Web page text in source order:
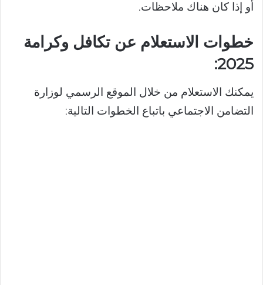
أو إذا كان هناك ملاحظات.
خطوات الاستعلام عن تكافل وكرامة
2025:
يمكنك الاستعلام من خلال الموقع الرسمي لوزارة
التضامن الاجتماعي باتباع الخطوات التالية: